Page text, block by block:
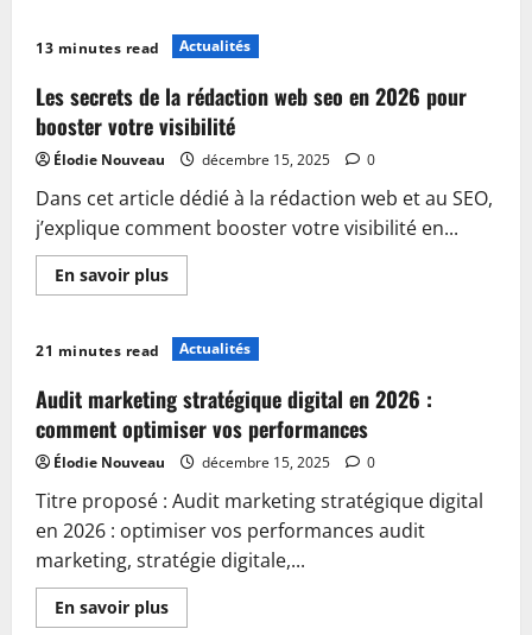
Stratégie
réseaux
comment
réussir
en
2026
13 minutes read Actualités
Les secrets de la rédaction web seo en 2026 pour
booster votre visibilité
Élodie Nouveau décembre 15, 2025 0
Dans cet article dédié à la rédaction web et au SEO,
j’explique comment booster votre visibilité en...
En savoir plusEn
savoir
Les
secrets
la
rédaction
web
seo
en
2026
pour
booster
votre
visibilité
21 minutes read Actualités
Audit marketing stratégique digital en 2026 :
comment optimiser vos performances
Élodie Nouveau décembre 15, 2025 0
Titre proposé : Audit marketing stratégique digital
en 2026 : optimiser vos performances audit
marketing, stratégie digitale,...
En savoir plusEn
savoir